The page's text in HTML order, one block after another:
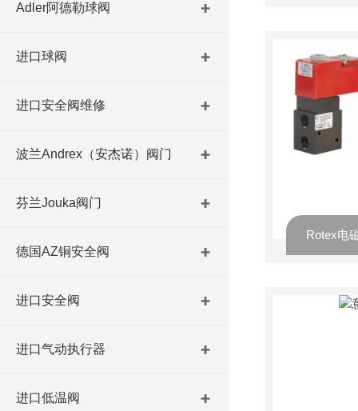
Adler阿德勒球阀
进口球阀
进口安全阀维修
波兰Andrex（安杰诺）阀门
芬兰Jouka阀门
德国AZ铜安全阀
进口安全阀
进口气动执行器
进口低温阀
Rotex电